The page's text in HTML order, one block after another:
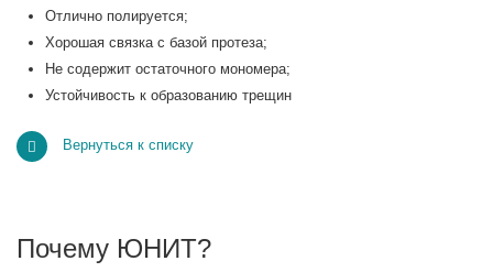
Отлично полируется;
Хорошая связка с базой протеза;
Не содержит остаточного мономера;
Устойчивость к образованию трещин
Вернуться к списку
Почему ЮНИТ?